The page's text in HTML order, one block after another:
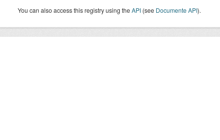
You can also access this registry using theAPI (see Documente API).